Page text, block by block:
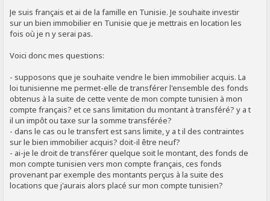
Je suis français et ai de la famille en Tunisie. Je souhaite investir
sur un bien immobilier en Tunisie que je mettrais en location les
fois où je n y serai pas.
Voici donc mes questions:
- supposons que je souhaite vendre le bien immobilier acquis. La
loi tunisienne me permet-elle de transférer l'ensemble des fonds
obtenus à la suite de cette vente de mon compte tunisien à mon
compte français? et ce sans limitation du montant à transféré? y a t
il un impôt ou taxe sur la somme transférée?
- dans le cas ou le transfert est sans limite, y a t il des contraintes
sur le bien immobilier acquis? doit-il être neuf?
- ai-je le droit de transférer quelque soit le montant, des fonds de
mon compte tunisien vers mon compte français, ces fonds
provenant par exemple des montants perçus à la suite des
locations que j'aurais alors placé sur mon compte tunisien?